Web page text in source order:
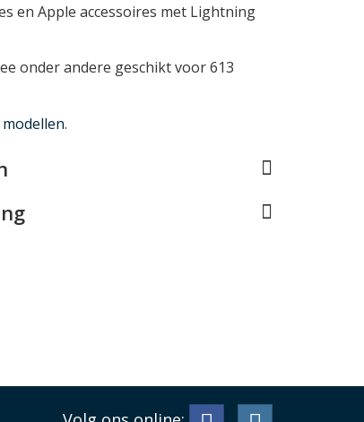
en Apple accessoires met Lightning
onder andere geschikt voor 613
.